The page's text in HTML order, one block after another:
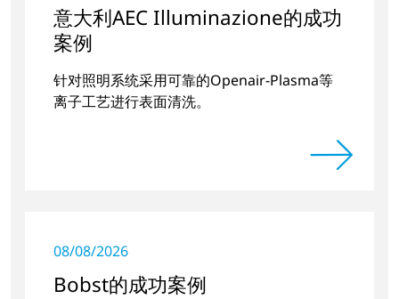
意大利AEC Illuminazione的成功
案例
针对照明系统采用可靠的Openair-Plasma等
离子工艺进行表面清洗。
08/08/2026
Bobst的成功案例